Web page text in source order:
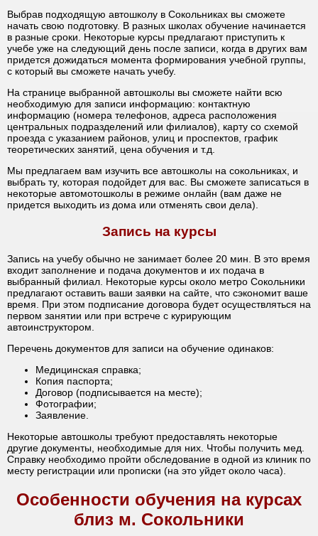
Выбрав подходящую автошколу в Сокольниках вы сможете
начать свою подготовку. В разных школах обучение начинается
в разные сроки. Некоторые курсы предлагают приступить к
учебе уже на следующий день после записи, когда в других вам
придется дожидаться момента формирования учебной группы,
с который вы сможете начать учебу.
На странице выбранной автошколы вы сможете найти всю
необходимую для записи информацию: контактную
информацию (номера телефонов, адреса расположения
центральных подразделений или филиалов), карту со схемой
проезда с указанием районов, улиц и проспектов, график
теоретических занятий, цена обучения и т.д.
Мы предлагаем вам изучить все автошколы на сокольниках, и
выбрать ту, которая подойдет для вас. Вы сможете записаться в
некоторые автомотошколы в режиме онлайн (вам даже не
придется выходить из дома или отменять свои дела).
Запись на курсы
Запись на учебу обычно не занимает более 20 мин. В это время
входит заполнение и подача документов и их подача в
выбранный филиал. Некоторые курсы около метро Сокольники
предлагают оставить ваши заявки на сайте, что сэкономит ваше
время. При этом подписание договора будет осуществляться на
первом занятии или при встрече с курирующим
автоинструктором.
Перечень документов для записи на обучение одинаков:
Медицинская справка;
Копия паспорта;
Договор (подписывается на месте);
Фотографии;
Заявление.
Некоторые автошколы требуют предоставлять некоторые
другие документы, необходимые для них. Чтобы получить мед.
Справку необходимо пройти обследование в одной из клиник по
месту регистрации или прописки (на это уйдет около часа).
Особенности обучения на курсах
близ м. Сокольники